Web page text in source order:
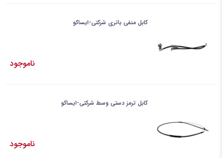
کابل منفی باتری شرکتی-ایساکو
ناموجود
کابل ترمز دستی وسط شرکتی-ایساکو
ناموجود